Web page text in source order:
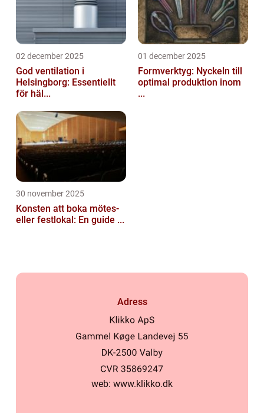
02 december 2025
God ventilation i
Helsingborg: Essentiellt
för häl...
01 december 2025
Formverktyg: Nyckeln till
optimal produktion inom
...
30 november 2025
Konsten att boka mötes-
eller festlokal: En guide ...
Adress
web: www.klikko.dk